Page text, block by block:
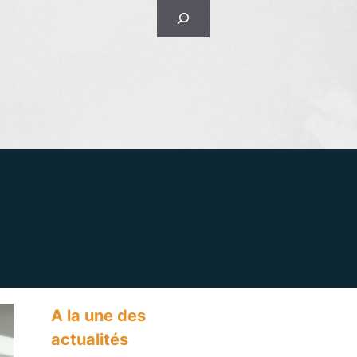
Rechercher
A la une des
actualités